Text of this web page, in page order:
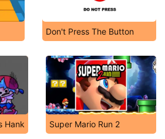
Don't Press The Button
Hank Super Mario Run 2